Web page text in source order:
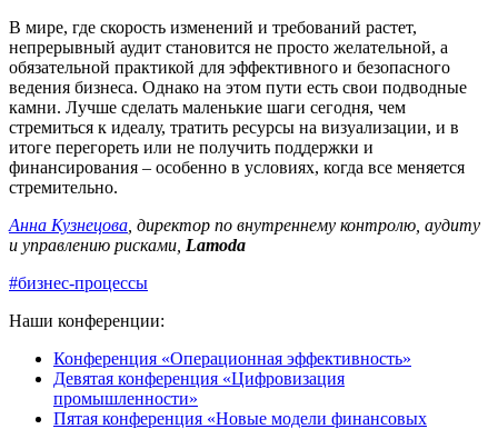
В мире, где скорость изменений и требований растет,
непрерывный аудит становится не просто желательной, а
обязательной практикой для эффективного и безопасного
ведения бизнеса. Однако на этом пути есть свои подводные
камни. Лучше сделать маленькие шаги сегодня, чем
стремиться к идеалу, тратить ресурсы на визуализации, и в
итоге перегореть или не получить поддержки и
финансирования – особенно в условиях, когда все меняется
стремительно.
Анна Кузнецова , директор по внутреннему контролю, аудиту
и управлению рисками, Lamoda
#бизнес-процессы
Наши конференции:
Конференция «Операционная эффективность»
Девятая конференция «Цифровизация
промышленности»
Пятая конференция «Новые модели финансовых